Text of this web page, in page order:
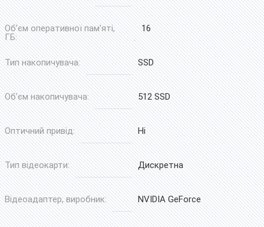
Об'єм оперативної пам'яті,
ГБ:
16
Тип накопичувача: SSD
Об'єм накопичувача: 512 SSD
Оптичний привід: Ні
Тип відеокарти: Дискретна
Відеоадаптер, виробник: NVIDIA GeForce